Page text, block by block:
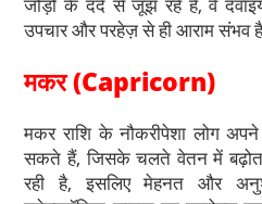
उपचार और परहेज़ से ही आराम संभव
मकर (Capricorn)
मकर राशि के नौकरीपेशा लोग
सकते हैं, जिसके चलते वेतन में
रही है, इसलिए मेहनत और